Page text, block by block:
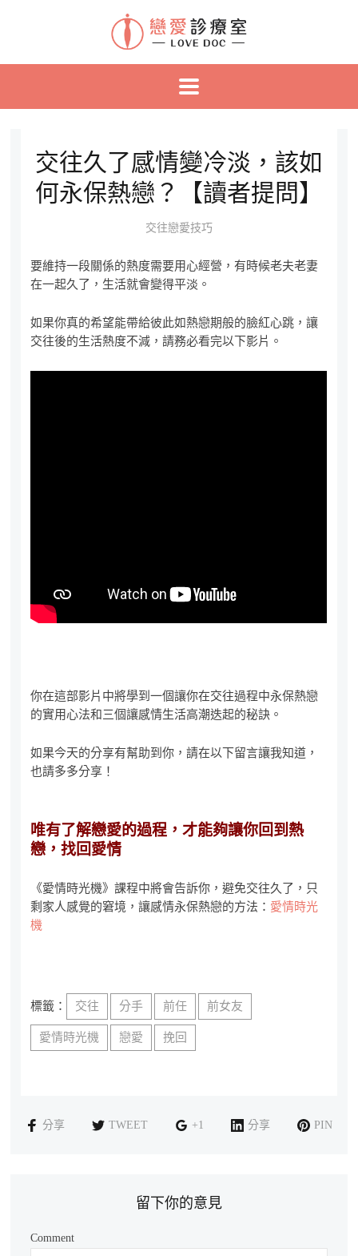
交往久了感情變冷淡，該如
何永保熱戀？【讀者提問】
交往戀愛技巧
要維持一段關係的熱度需要用心經營，有時候老夫老妻
在一起久了，生活就會變得平淡。
如果你真的希望能帶給彼此如熱戀期般的臉紅心跳，讓
交往後的生活熱度不減，請務必看完以下影片。
你在這部影片中將學到一個讓你在交往過程中永保熱戀
的實用心法和三個讓感情生活高潮迭起的秘訣。
如果今天的分享有幫助到你，請在以下留言讓我知道，
也請多多分享！
唯有了解戀愛的過程，才能夠讓你回到熱
戀，找回愛情
《愛情時光機》課程中將會告訴你，避免交往久了，只
剩家人感覺的窘境，讓感情永保熱戀的方法： 愛情時光
機
標籤： 交往 分手 前任 前女友
愛情時光機 戀愛 挽回
分享 TWEET +1 分享 PIN
留下你的意見
Comment